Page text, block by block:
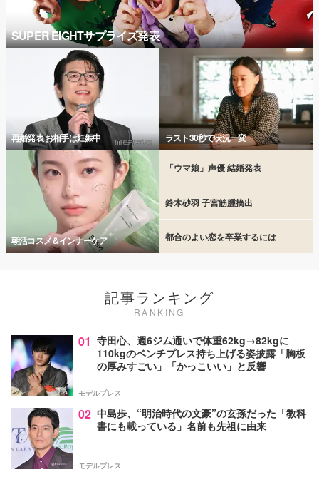
SUPER EIGHTサプライズ発表
再婚発表 お相手は妊娠中 ラスト30秒で状況一変
朝活コスメ＆インナーケア
「ウマ娘」声優 結婚発表
鈴木砂羽 子宮筋腫摘出
都合のよい恋を卒業するには
記事ランキング
RANKING
01 寺田心、週6ジム通いで体重62kg→82kgに
110kgのベンチプレス持ち上げる姿披露「胸板
の厚みすごい」「かっこいい」と反響
モデルプレス
02 中島歩、“明治時代の文豪”の玄孫だった「教科
書にも載っている」名前も先祖に由来
モデルプレス